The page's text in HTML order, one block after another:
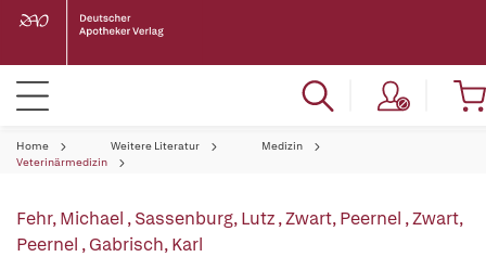
Home Weitere Literatur
Medizin
Veterinärmedizin
Fehr, Michael ,Sassenburg, Lutz,Zwart, Peernel ,Zwart,
Peernel ,Gabrisch, Karl